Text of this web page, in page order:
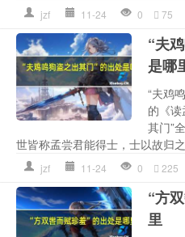
jzf 11-24 0 75
“夫
是哪
“夫鸡
的《
其门”
世皆称孟尝君能得士，士以故归
jzf 11-24 0 225
“方
里